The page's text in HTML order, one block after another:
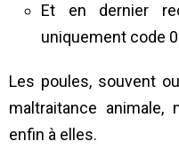
Et en dernier
uniquement code
Les poules, souvent
maltraitance animale,
enfin à elles.